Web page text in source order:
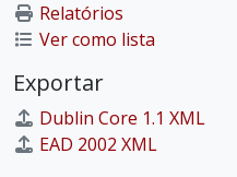
Relatórios
Ver como lista
Exportar
Dublin Core 1.1 XML
EAD 2002 XML